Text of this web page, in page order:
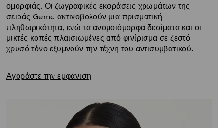
ομορφιάς. Οι ζωγραφικές εκφράσεις χρωμάτων της
σειράς Gema ακτινοβολούν μια πρισματική
πληθωρικότητα, ενώ τα ανομοιόμορφα δεσίματα και οι
μικτές κοπές πλαισιωμένες από φινίρισμα σε ζεστό
χρυσό τόνο εξυμνούν την τέχνη του αντισυμβατικού.
Αγοράστε την εμφάνιση